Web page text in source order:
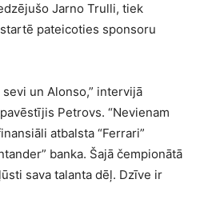
Jarno Trulli, tiek
pateicoties sponsoru
un Alonso,” intervijā
Petrovs. “Nevienam
atbalsta “Ferrari”
banka. Šajā čempionātā
sava talanta dēļ. Dzīve ir